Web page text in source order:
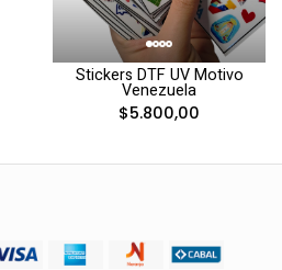
Stickers DTF UV Motivo
Venezuela
$5.800,00